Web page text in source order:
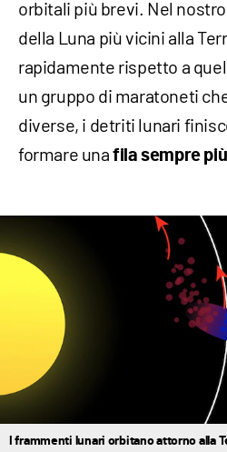
orbitali più brevi. Nel
della Luna più vicini alla
rapidamente rispetto a
un gruppo di maratoneti
diverse, i detriti lunari
formare unafila sempre
I frammenti lunari orbitano attorno alla